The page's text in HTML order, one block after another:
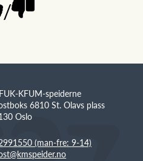
/
KFUM-speiderne
6810 St. Olavs plass
Oslo
(man-fre: 9-14)